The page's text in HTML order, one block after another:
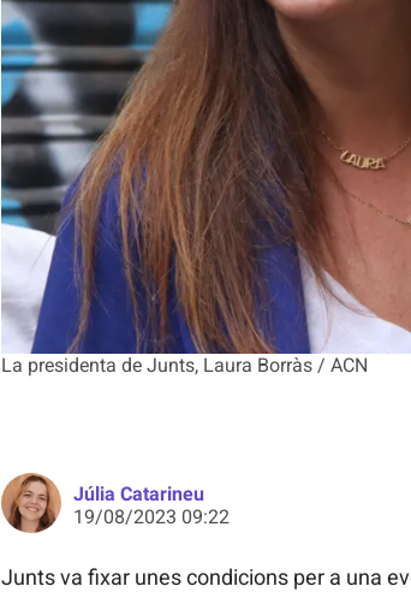
La presidenta de Junts, Laura Borràs / ACN
Júlia Catarineu
19/08/2023 09:22
Junts va fixar unes condicions per a una